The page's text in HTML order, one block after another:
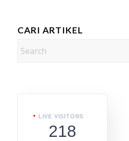
CARI ARTIKEL
LIVE VISITORS
218